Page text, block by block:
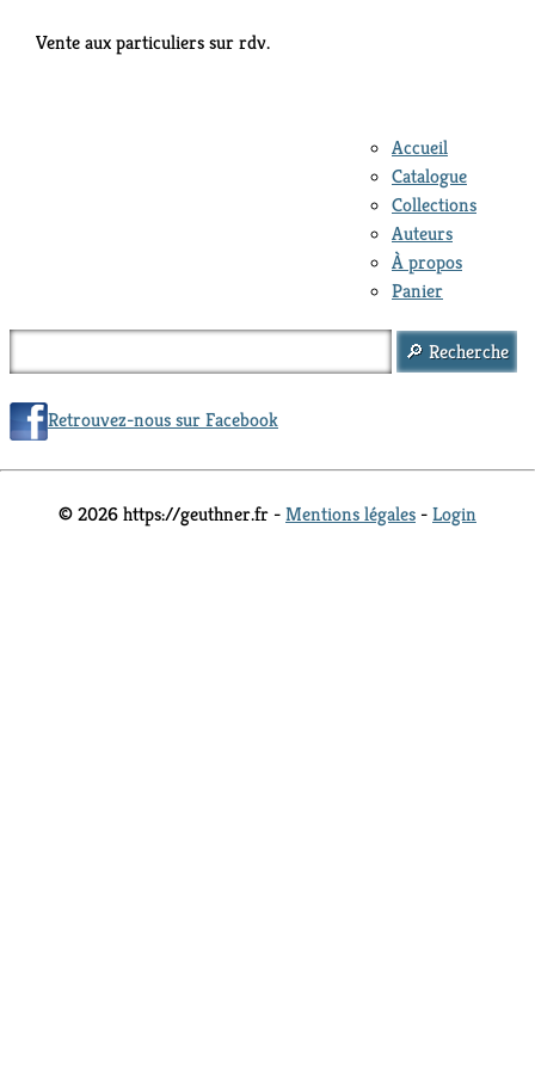
Vente aux particuliers sur rdv.
Accueil
Catalogue
Collections
Auteurs
À propos
Panier
Retrouvez-nous sur Facebook
© 2026 https://geuthner.fr -Mentions légales -Login